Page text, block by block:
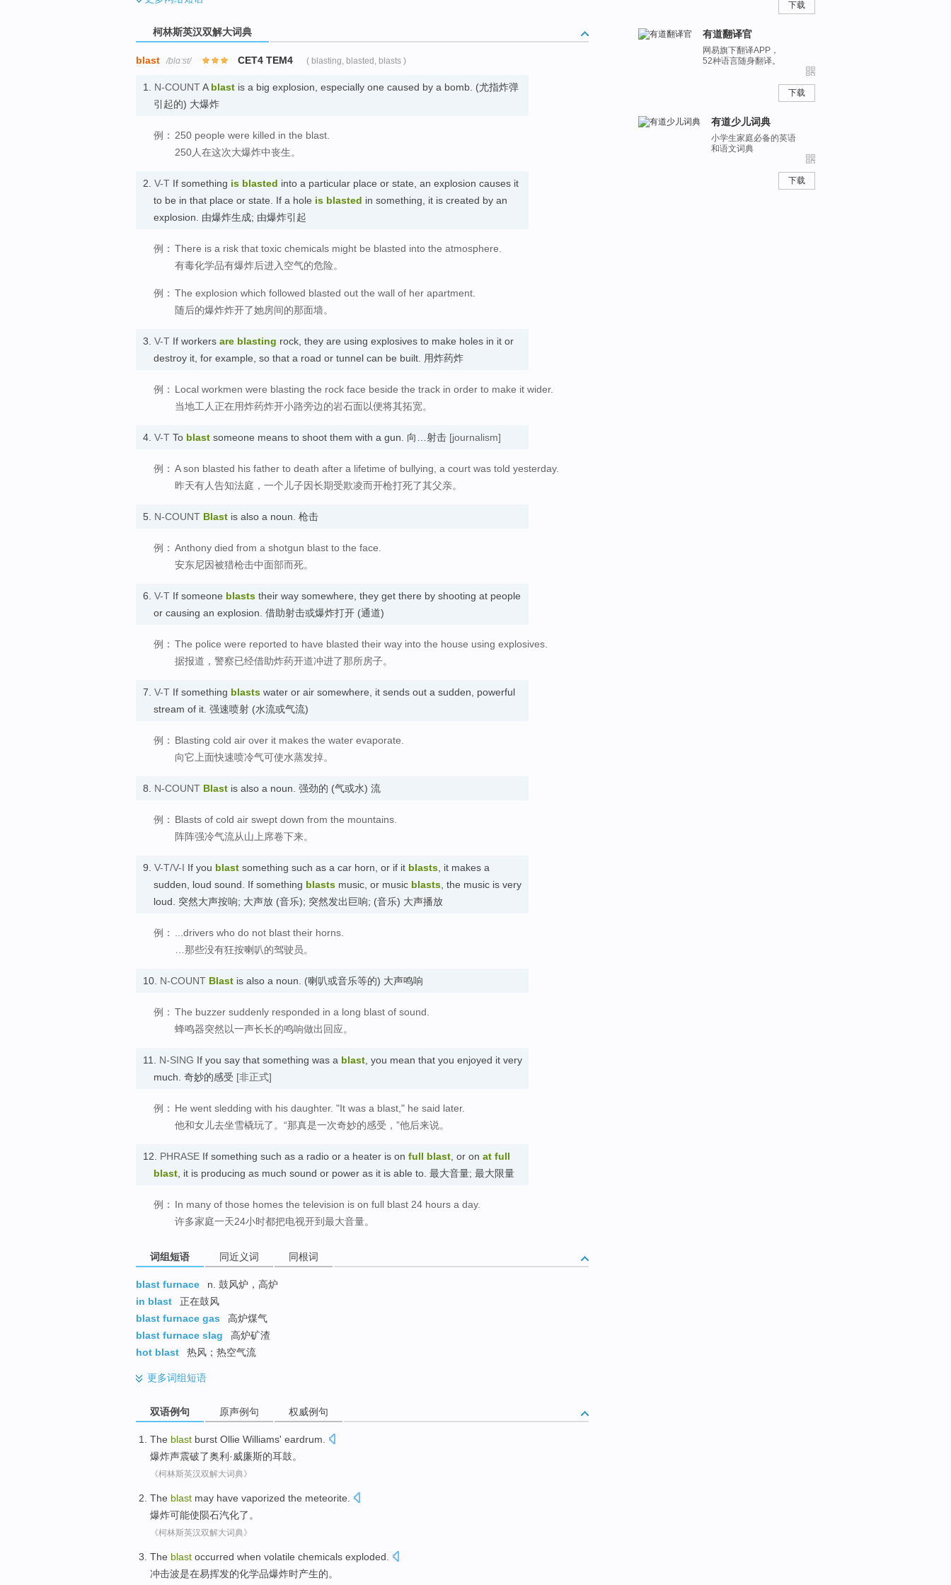
柯林斯英汉双解大词典
blast /blɑːst/ CET4 TEM4 ( blasting, blasted, blasts )
1. N-COUNTA blast is a big explosion, especially one caused by a bomb. (尤指炸弹
引起的) 大爆炸
例： 250 people were killed in the blast.
250人在这次大爆炸中丧生。
2. V-T If something is blasted into a particular place or state, an explosion causes it
to be in that place or state. If a hole is blasted in something, it is created by an
explosion. 由爆炸生成; 由爆炸引起
例： There is a risk that toxic chemicals might be blasted into the atmosphere.
有毒化学品有爆炸后进入空气的危险。
例： The explosion which followed blasted out the wall of her apartment.
随后的爆炸炸开了她房间的那面墙。
3. V-T If workers are blasting rock, they are using explosives to make holes in it or
destroy it, for example, so that a road or tunnel can be built. 用炸药炸
例： Local workmen were blasting the rock face beside the track in order to make it wider.
当地工人正在用炸药炸开小路旁边的岩石面以便将其拓宽。
4. V-T To blast someone means to shoot them with a gun. 向…射击 [journalism]
例： A son blasted his father to death after a lifetime of bullying, a court was told yesterday.
昨天有人告知法庭，一个儿子因长期受欺凌而开枪打死了其父亲。
5. N-COUNT Blast is also a noun. 枪击
例： Anthony died from a shotgun blast to the face.
安东尼因被猎枪击中面部而死。
6. V-T If someone blasts their way somewhere, they get there by shooting at people
or causing an explosion. 借助射击或爆炸打开 (通道)
例： The police were reported to have blasted their way into the house using explosives.
据报道，警察已经借助炸药开道冲进了那所房子。
7. V-T If something blasts water or air somewhere, it sends out a sudden, powerful
stream of it. 强速喷射 (水流或气流)
例： Blasting cold air over it makes the water evaporate.
向它上面快速喷冷气可使水蒸发掉。
8. N-COUNT Blast is also a noun. 强劲的 (气或水) 流
例： Blasts of cold air swept down from the mountains.
阵阵强冷气流从山上席卷下来。
9. V-T/V-I If you blast something such as a car horn, or if it blasts , it makes a
sudden, loud sound. If something blasts music, or music blasts , the music is very
loud. 突然大声按响; 大声放 (音乐); 突然发出巨响; (音乐) 大声播放
例：
...drivers who do not blast their horns.
…那些没有狂按喇叭的驾驶员。
10. N-COUNT Blast is also a noun. (喇叭或音乐等的) 大声鸣响
例： The buzzer suddenly responded in a long blast of sound.
蜂鸣器突然以一声长长的鸣响做出回应。
11. N-SING If you say that something was a blast , you mean that you enjoyed it very
much. 奇妙的感受 [非正式]
例： He went sledding with his daughter. "It was a blast," he said later.
他和女儿去坐雪橇玩了。“那真是一次奇妙的感受，”他后来说。
12. PHRASE If something such as a radio or a heater is on full blast , or on at full
blast , it is producing as much sound or power as it is able to. 最大音量; 最大限量
例： In many of those homes the television is on full blast 24 hours a day.
许多家庭一天24小时都把电视开到最大音量。
词组短语 同近义词 同根词
blast furnace
n. 鼓风炉，高炉
in blast
正在鼓风
blast furnace gas
高炉煤气
blast furnace slag
高炉矿渣
hot blast
热风；热空气流
更多词组短语
双语例句 原声例句 权威例句
The blast burst Ollie Williams' eardrum
爆炸声震破了奥利 · 威廉斯的耳鼓。
《柯林斯英汉双解大词典》
The blast may have vaporized the meteorite
爆炸可能使陨石汽化了。
《柯林斯英汉双解大词典》
The blast occurred when volatile chemicals exploded
冲击波是在易挥发的化学品爆炸时产生的。